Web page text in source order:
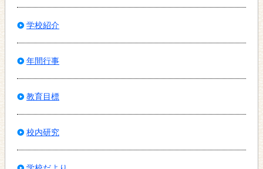
学校紹介
年間行事
教育目標
校内研究